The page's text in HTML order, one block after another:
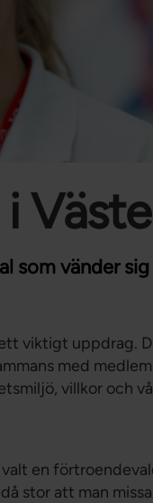
Chef
som vänder
viktigt uppdrag.
med
villkor och
en
stor att man